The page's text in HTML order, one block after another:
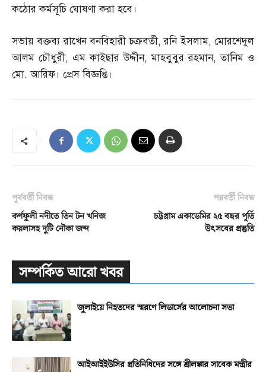
কঠোর কর্মসূচি ঘোষণা করা হবে।
সভায় বক্তব্য রাখেন বনবিহারী চক্রবর্তী,রনি ইসলাম,মোরশেদুল
আলম চৌধুরী, এম কাইছার উদ্দীন,মাহবুবুর রহমান,তানিম ও
মো.আরিফ। প্রেস বিজ্ঞপ্তি।
পূর্ববর্তী নিবন্ধ
কর্ণফুলী নদীতে তিন টন খনিজ
কয়লাসহ দুটি নৌকা জব্দ
পরবর্তী নিবন্ধ
চট্টগ্রাম একাডেমির ২৫ বছর পূর্তি
উৎসবের প্রস্তুতি
সম্পর্কিত আরো খবর
জুলাইয়ে নিহতদের স্মরণে লিডার্সের আলোচনা সভা
আইআইইউসির প্রতিনিধিদের সঙ্গে শ্রীলঙ্কার সাবেক মন্ত্রীর